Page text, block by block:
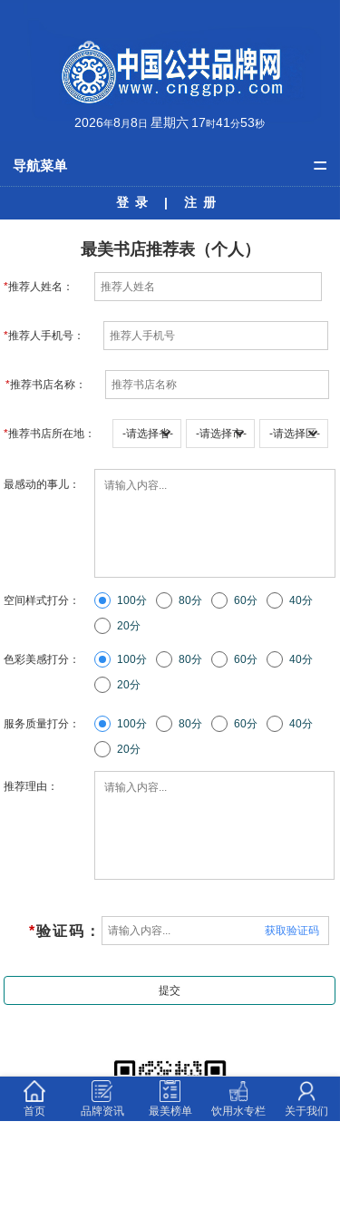
=
品牌资讯
公共品牌
最美榜单
品牌孵化
登录 | 注册
2026年8 月8日 星期六 17时41 分53秒
导航菜单
*推荐人姓名：
最感动的事儿：
*推荐人手机号：
*推荐书店名称：
*推荐书店所在地：
推荐理由：
空间样式打分： 100分 80分 60分
40分
20分
色彩美感打分： 100分 80分 60分
40分
20分
服务质量打分： 100分 80分 60分
40分
20分
*验证码： 获取验证码
最美书店推荐表（个人）
首页 品牌资讯 最美榜单 饮用水专栏 关于我们